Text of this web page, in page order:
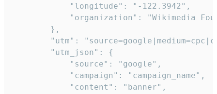
            "longitude": "-122.3942",
"organization": "Wikimedia
        },
"utm":
        "utm_json": {
            "source": "google",
            "campaign": "campaign_name",
            "content": "banner",